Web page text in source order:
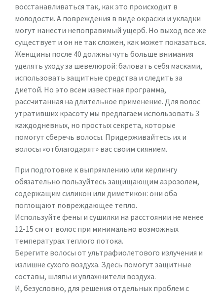
восстанавливаться так, как это происходит в
молодости. А повреждения в виде окраски и укладки
могут нанести непоправимый ущерб. Но выход все же
существует и он не так сложен, как может показаться.
Женщины после 40 должны чуть больше внимания
уделять уходу за шевелюрой: баловать себя масками,
использовать защитные средства и следить за
диетой. Но это всем известная программа,
рассчитанная на длительное применение. Для волос
утративших красоту мы предлагаем использовать 3
каждодневных, но простых секрета, которые
помогут сберечь волосы. Придерживайтесь их и
волосы «отблагодарят» вас своим сиянием.
При подготовке к выпрямлению или керлингу
обязательно пользуйтесь защищающим аэрозолем,
содержащим силикон или диметикон: они оба
поглощают повреждающее тепло.
Используйте фены и сушилки на расстоянии не менее
12-15 см от волос при минимально возможных
температурах теплого потока.
Берегите волосы от ультрафиолетового излучения и
излишне сухого воздуха. Здесь помогут защитные
составы, шляпы и увлажнители воздуха.
И, безусловно, для решения отдельных проблем с